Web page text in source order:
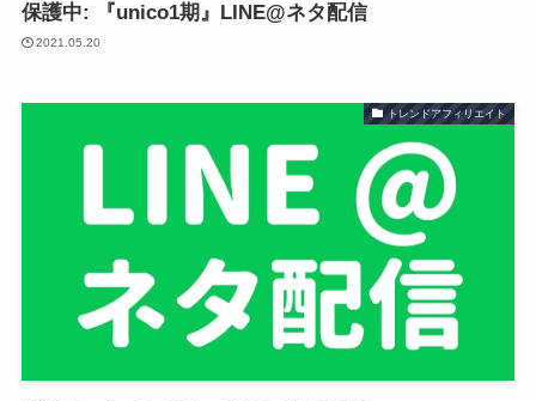
保護中: 『unico1期』LINE@ネタ配信
2021.05.20
トレンドアフィリエイト